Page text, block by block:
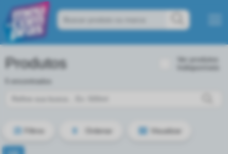
Produtos
5 encontrados
Ordenar Visualizar